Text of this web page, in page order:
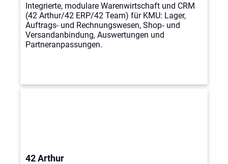
Integrierte, modulare Warenwirtschaft und CRM
(42 Arthur/42 ERP/42 Team) für KMU: Lager,
Auftrags- und Rechnungswesen, Shop‑ und
Versandanbindung, Auswertungen und
Partneranpassungen.
42 Arthur